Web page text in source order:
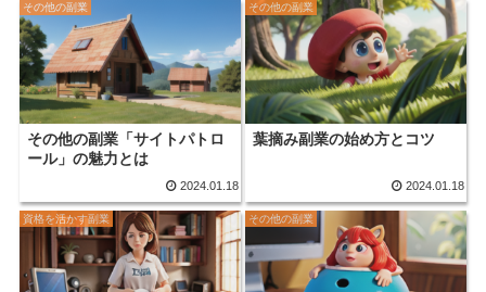
その他の副業
その他の副業「サイトパトロ
ール」の魅力とは
2024.01.18
その他の副業
葉摘み副業の始め方とコツ
2024.01.18
資格を活かす副業 その他の副業